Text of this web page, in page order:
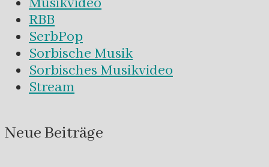
RBB
SerbPop
Sorbische Musik
Sorbisches Musikvideo
Stream
Neue Beiträge